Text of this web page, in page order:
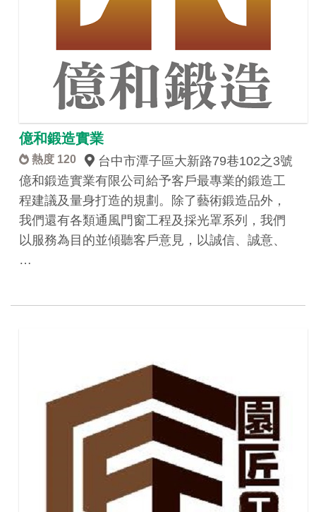
億和鍛造實業
熱度 120
台中市潭子區大新路79巷102之3號
億和鍛造實業有限公司給予客戶最專業的鍛造工
程建議及量身打造的規劃。除了藝術鍛造品外，
我們還有各類通風門窗工程及採光罩系列，我們
以服務為目的並傾聽客戶意見，以誠信、誠意、
…